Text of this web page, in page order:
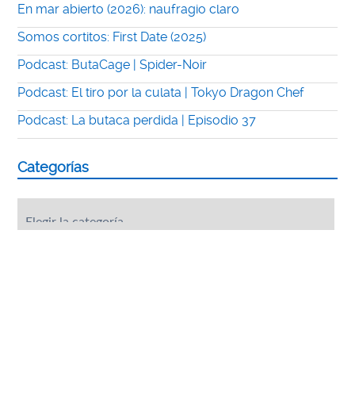
En mar abierto (2026): naufragio claro
Somos cortitos: First Date (2025)
Podcast: ButaCage | Spider-Noir
Podcast: El tiro por la culata | Tokyo Dragon Chef
Podcast: La butaca perdida | Episodio 37
Categorías